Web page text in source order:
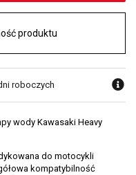
produktu
roboczych
wody Kawasaki Heavy
do motocykli
kompatybilność